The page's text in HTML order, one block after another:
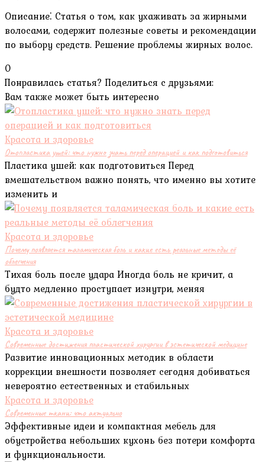
Описание⁚ Статья о том, как ухаживать за жирными
волосами, содержит полезные советы и рекомендации
по выбору средств. Решение проблемы жирных волос.
0
Понравилась статья? Поделиться с друзьями:
Вам также может быть интересно
Красота и здоровье
Отопластика ушей: что нужно знать перед операцией и как подготовиться
Пластика ушей: как подготовиться Перед
вмешательством важно понять, что именно вы хотите
изменить и
Красота и здоровье
Почему появляется таламическая боль и какие есть реальные методы её
облегчения
Тихая боль после удара Иногда боль не кричит, а
будто медленно проступает изнутри, меняя
Красота и здоровье
Современные достижения пластической хирургии в эстетической медицине
Развитие инновационных методик в области
коррекции внешности позволяет сегодня добиваться
невероятно естественных и стабильных
Красота и здоровье
Современные ткани: что актуально
Эффективные идеи и компактная мебель для
обустройства небольших кухонь без потери комфорта
и функциональности.